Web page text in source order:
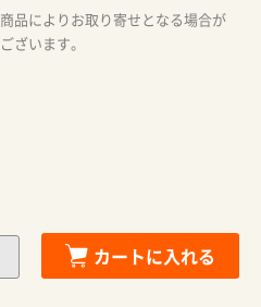
商品によりお取り寄せとなる場合が
ございます。
カートに入れる